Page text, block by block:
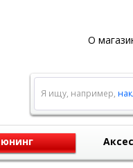
О
Я ищу, например,